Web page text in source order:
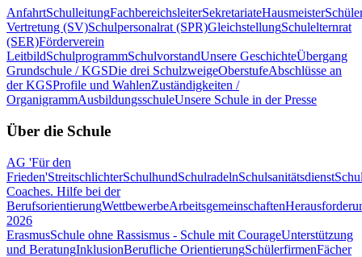
AnfahrtSchulleitungFachbereichsleiterSekretariateHausmeister
Vertretung (SV)Schulpersonalrat (SPR)GleichstellungSchulelternrat
(SER)Förderverein
LeitbildSchulprogrammSchulvorstandUnsere GeschichteÜbergang
Grundschule / KGSDie drei SchulzweigeOberstufeAbschlüsse an
der KGSProfile und WahlenZuständigkeiten /
OrganigrammAusbildungsschuleUnsere Schule in der Presse
Über die Schule
AG 'Für den
Frieden'StreitschlichterSchulhundSchulradelnSchulsanitätsdienst
Coaches. Hilfe bei der
BerufsorientierungWettbewerbeArbeitsgemeinschaften
2026
ErasmusSchule ohne Rassismus - Schule mit CourageUnterstützung
und BeratungInklusionBerufliche OrientierungSchülerfirmenFächer